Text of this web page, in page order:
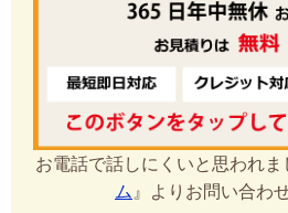
お電話で話しにくいと思われま
ム』よりお問い合わ